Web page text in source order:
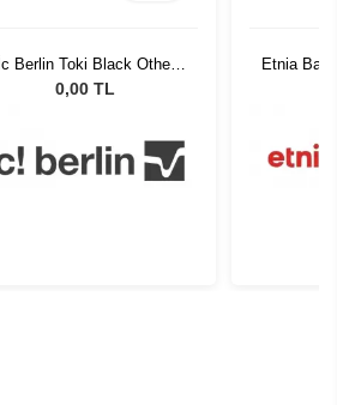
İc Berlin Toki Black Other
Smoke
0,00 TL
Etnia